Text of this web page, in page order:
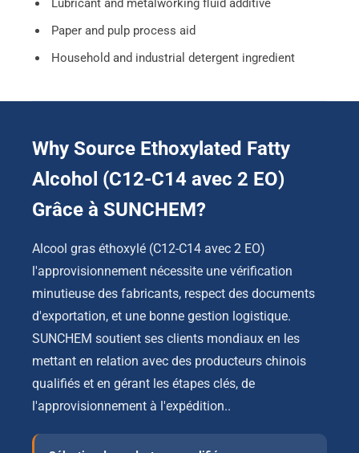
Lubricant and metalworking fluid additive
Paper and pulp process aid
Household and industrial detergent ingredient
Why Source Ethoxylated Fatty
Alcohol (C12-C14 avec 2 EO)
Grâce à SUNCHEM?
Alcool gras éthoxylé (C12-C14 avec 2 EO)
l'approvisionnement nécessite une vérification
minutieuse des fabricants, respect des documents
d'exportation, et une bonne gestion logistique.
SUNCHEM soutient ses clients mondiaux en les
mettant en relation avec des producteurs chinois
qualifiés et en gérant les étapes clés, de
l'approvisionnement à l'expédition..